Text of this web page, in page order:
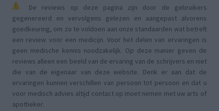
De reviews op deze pagina zijn door de gebruikers
gegenereerd en vervolgens gelezen en aangepast alvorens
goedkeuring, om zo te voldoen aan onze standaarden wat betreft
een review voor een medicijn. Voor het delen van ervaringen is
geen medische kennis noodzakelijk. Op deze manier geven de
reviews alleen een beeld van de ervaring van de schrijvers en niet
die van de eigenaar van deze website. Denk er aan dat de
ervaringen kunnen verschillen van persoon tot persoon en dat u
voor medisch advies altijd contact op moet nemen met uw arts of
apotheker.